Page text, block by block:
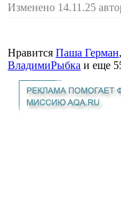
Изменено 14.11.25
Нравится Паша Герман,
ВладимиРыбка и еще